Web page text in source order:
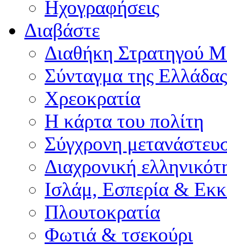
Ηχογραφήσεις
Διαβάστε
Διαθήκη Στρατηγού
Σύνταγμα της Ελλάδας
Χρεοκρατία
Η κάρτα του πολίτη
Σύγχρονη
Διαχρονική
Ισλάμ, Εσπερία &
Πλουτοκρατία
Φωτιά & τσεκούρι